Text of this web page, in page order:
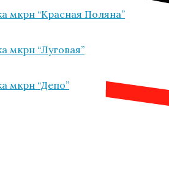
мкрн “Красная Поляна”
мкрн “Луговая”
мкрн “Депо”